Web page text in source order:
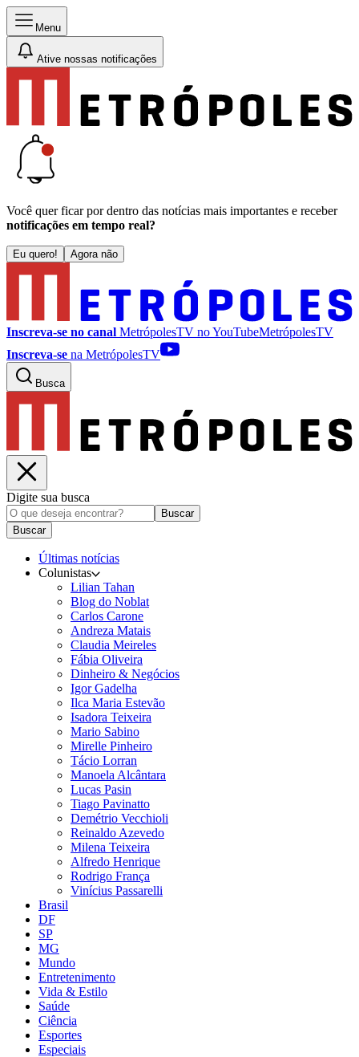
Menu
Ative nossas notificações
Você quer ficar por dentro das notícias mais importantes e receber
notificações em tempo real?
Eu quero! Agora não
Inscreva-se no canal MetrópolesTV noYouTubeMetrópolesTV
Inscreva-se na MetrópolesTV
Busca
Digite sua busca
Buscar
Buscar
Últimas notícias
Colunistas
Lilian Tahan
Blog do Noblat
Carlos Carone
Andreza Matais
Claudia Meireles
Fábia Oliveira
Dinheiro & Negócios
Igor Gadelha
Ilca Maria Estevão
Isadora Teixeira
Mario Sabino
Mirelle Pinheiro
Tácio Lorran
Manoela Alcântara
Lucas Pasin
Tiago Pavinatto
Demétrio Vecchioli
Reinaldo Azevedo
Milena Teixeira
Alfredo Henrique
Rodrigo França
Vinícius Passarelli
Brasil
DF
SP
MG
Mundo
Entretenimento
Vida & Estilo
Saúde
Ciência
Esportes
Especiais